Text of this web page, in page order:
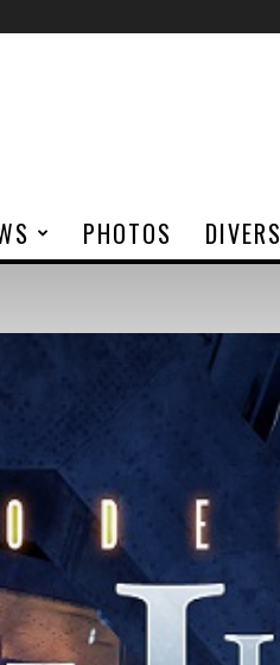
PHOTOS DIVERS